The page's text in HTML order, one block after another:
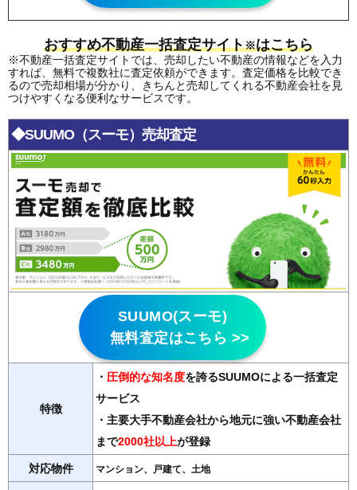
おすすめ不動産一括査定サイト※はこちら
※不動産一括査定サイトでは、売却したい不動産の情報などを入力
すれば、無料で複数社に査定依頼ができます。査定価格を比較でき
るので売却相場が分かり、きちんと売却してくれる不動産会社を見
つけやすくなる便利なサービスです。
◆SUUMO（スーモ）売却査定
SUUMO(スーモ)
無料査定はこちら >>
特徴
・ 圧倒的な知名度を誇るSUUMOによる一括査定
サービス
・主要大手不動産会社から地元に強い不動産会社
まで2000社以上が登録
対応物件 マンション、戸建て、土地